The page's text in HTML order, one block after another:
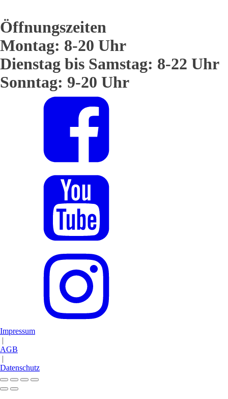
Öffnungszeiten
Montag: 8-20 Uhr
Dienstag bis Samstag: 8-22 Uhr
Sonntag: 9-20 Uhr
Impressum
|
AGB
|
Datenschutz